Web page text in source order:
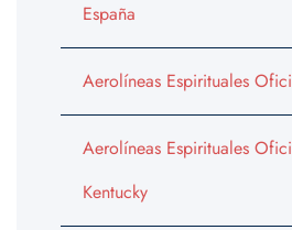
España
Aerolíneas Espirituales
Aerolíneas Espirituales
Kentucky